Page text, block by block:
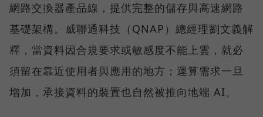
網路交換器產品線，提供完整的儲存與高速網路
基礎架構。威聯通科技（QNAP）總經理劉文義解
釋，當資料因合規要求或敏感度不能上雲，就必
須留在靠近使用者與應用的地方；運算需求一旦
增加，承接資料的裝置也自然被推向地端 AI。